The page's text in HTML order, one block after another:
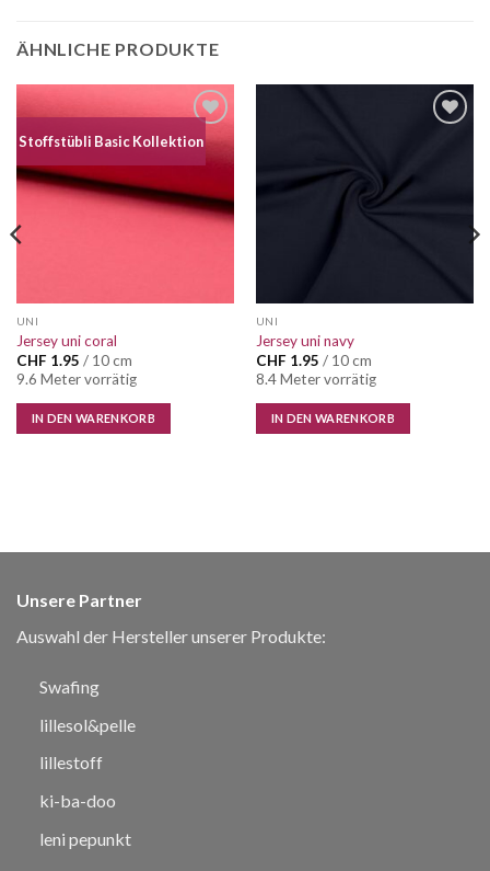
ÄHNLICHE PRODUKTE
Stoffstübli Basic Kollektion
Auf die
UNI
Jersey uni coral
CHF 1.95 / 10 cm
9.6 Meter vorrätig
IN DEN WARENKORB
UNI
Jersey uni navy
CHF 1.95 / 10 cm
8.4 Meter vorrätig
IN DEN WARENKORB
Unsere Partner
Auswahl der Hersteller unserer Produkte:
Swafing
lillesol&pelle
lillestoff
ki-ba-doo
leni pepunkt